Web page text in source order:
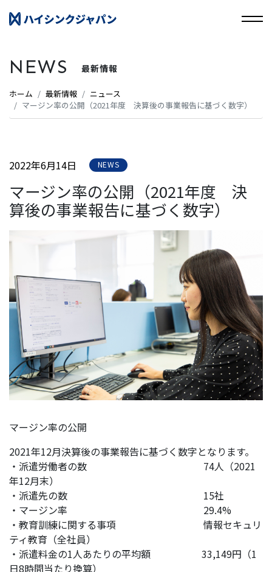
NEWS 最新情報
ホーム 最新情報
ニュース
マージン率の公開（2021年度 決算後の事業報告に基づく数字）
2022年6月14日 NEWS
マージン率の公開（2021年度 決
算後の事業報告に基づく数字）
マージン率の公開
2021年12月決算後の事業報告に基づく数字となります。
・派遣労働者の数 74人（2021
年12月末）
・派遣先の数 15社
・マージン率 29.4%
・教育訓練に関する事項 情報セキュリ
ティ教育（全社員）
・派遣料金の1人あたりの平均額 33,149円（1
日8時間当たり換算）